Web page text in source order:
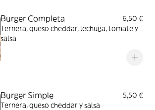
Burger Completa
6,50 €
Ternera, queso cheddar, lechuga, tomate y
salsa
Burger Simple
5,50 €
Ternera, queso cheddar y salsa